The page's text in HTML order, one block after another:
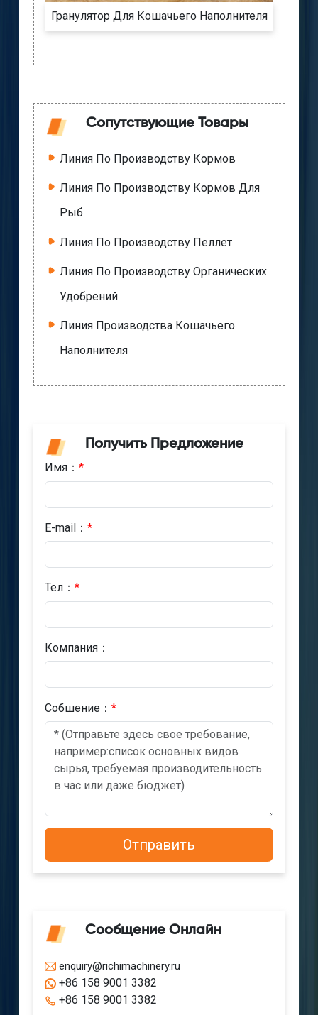
Гранулятор Для Кошачьего Наполнителя
Сопутствующие Товары
Линия По Производству Кормов
Линия По Производству Кормов Для
Рыб
Линия По Производству Пеллет
Линия По Производству Органических
Удобрений
Линия Производства Кошачьего
Наполнителя
Получить Предложение
Имя： *
E-mail： *
Тел： *
Компания：
Cобшениe： *
Сообщение Онлайн
enquiry@richimachinery.ru
+86 158 9001 3382
+86 158 9001 3382